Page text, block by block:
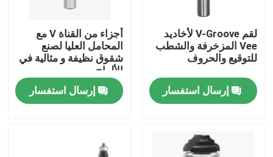
الصفحة الرئيسية
لقم V-Groove لأخاديد
Vee المزخرفة والشطب
للتوقيع والحروف
إرسال استفسار
أجزاء من القناة V مع
المحامل العليا لصنع
شقوق نظيفة و مثالية في
الألواح
إرسال استفسار